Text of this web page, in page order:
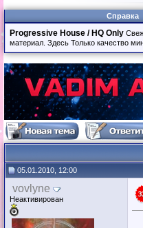
Справка
Progressive House / HQ Only
материал. Здесь Только качество
05.01.2010, 12:00
vovlyne
Неактивирован